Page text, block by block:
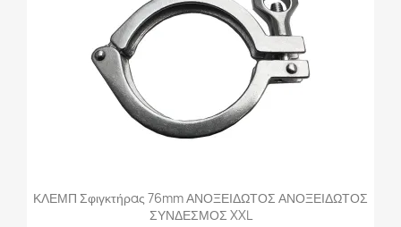
ΚΛΕΜΠ Σφιγκτήρας 76mm ΑΝΟΞΕΙΔΩΤΟΣ ΑΝΟΞΕΙΔΩΤΟΣ
ΣΥΝΔΕΣΜΟΣ XXL